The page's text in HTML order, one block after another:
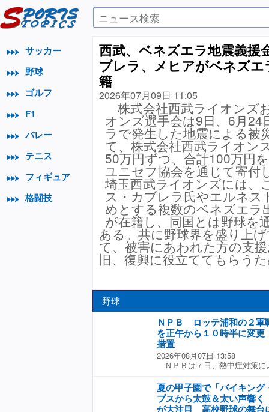
サッカー
野球
ゴルフ
F1
バレー
テニス
フィギュア
格闘技
西武、ベネズエラ地震義
ブレラ、メヒアがベネズエ
籍
2026年07月09日 11:05
株式会社西武ライオンズ
オンズ選手会は9日、6月24
ラで発生した地震による被
て、株式会社西武ライオン
50万円ずつ、合計100万円
ユニセフ協会を通じて寄
埼玉西武ライオンズには、
ス・カブレラ氏やエルネス
めとする複数のベネズエラ
が在籍し、同国とは野球を
ある。共に野球界を盛り上
て、被害にあわれた方の支
旧、復興に役立ててもらう
野球
ＮＰＢ ロッテ浦和の２軍
を正午から１０時半に変
措置
2026年08月07日 13:58
ＮＰＢは７日、熱中症対策
市）で開催される、１１日、
２５、２６、２７日のロッテ−
ロッテ−ヤクルト戦の開始がす
夏の甲子園で「バイキング
プスから太鼓＆太い声響
が大注目 高校野球の舞台